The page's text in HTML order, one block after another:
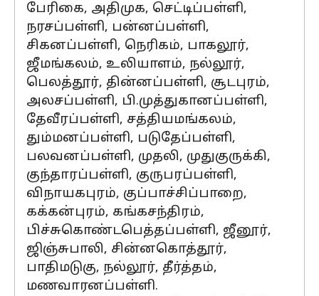
பேரிகை, அதிமுக, செட்டிப்பள்ளி,
நரசப்பள்ளி, பன்னப்பள்ளி,
சிகனப்பள்ளி, நெரிகம், பாகலூர்,
ஜீமங்கலம், உலியாளம், நல்லூர்,
பெலத்தூர், தின்னப்பள்ளி, சூடபுரம்,
அலசப்பள்ளி, பி.முத்துகானப்பள்ளி,
தேவீரப்பள்ளி, சத்தியமங்கலம்,
தும்மனப்பள்ளி, படுதேப்பள்ளி,
பலவனப்பள்ளி, முதலி, முதுகுருக்கி,
குந்தாரப்பள்ளி, குருபரப்பள்ளி,
விநாயகபுரம், குப்பாச்சிப்பாறை,
கக்கன்புரம், கங்கசந்திரம்,
பிச்சுகொண்டபெத்தப்பள்ளி, ஜீனூர்,
ஜிஞ்சுபாலி, சின்னகொத்தூர்,
பாதிமடுகு, நல்லூர், தீர்த்தம்,
மணவாரனப்பள்ளி.